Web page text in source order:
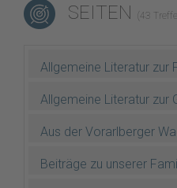
SEITEN (43
Allgemeine Literatur zur
Allgemeine Literatur zur
Aus der Vorarlberger
Beiträge zu unserer